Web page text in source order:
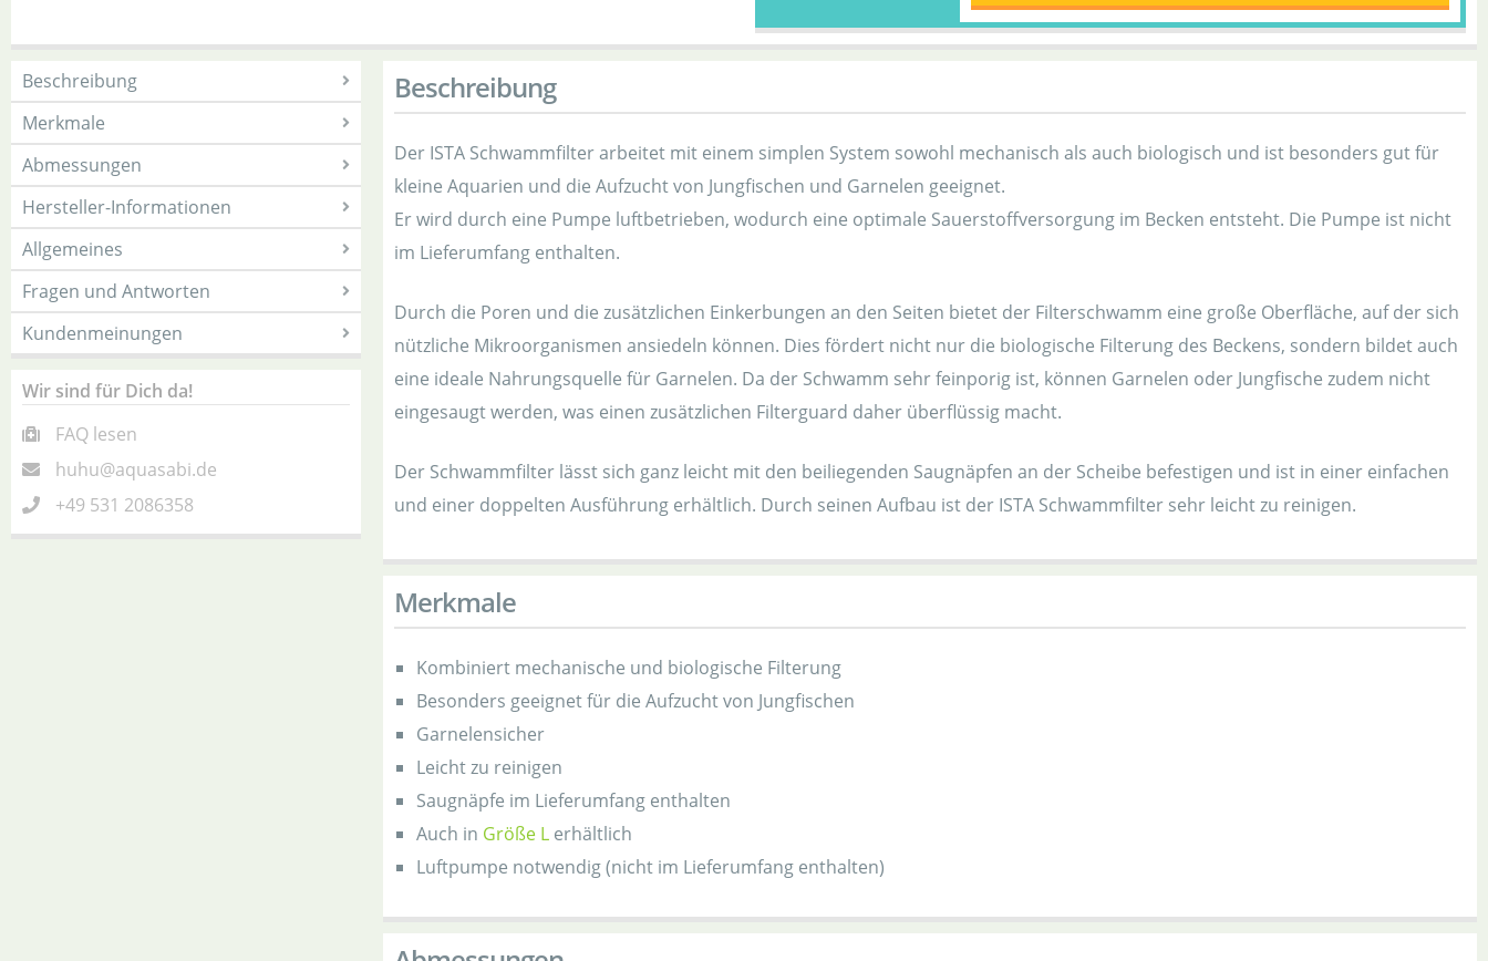
Beschreibung
Merkmale
Abmessungen
Hersteller-Informationen
Allgemeines
Fragen und Antworten
Kundenmeinungen
Wir sind für Dich da!
FAQ lesen
huhu@aquasabi.de
+49 531 2086358
Beschreibung
Der ISTA Schwammfilter arbeitet mit einem simplen System sowohl mechanisch als auch biologisch und ist besonders gut für
kleine Aquarien und die Aufzucht von Jungfischen und Garnelen geeignet.
Er wird durch eine Pumpe luftbetrieben, wodurch eine optimale Sauerstoffversorgung im Becken entsteht. Die Pumpe ist nicht
im Lieferumfang enthalten.
Durch die Poren und die zusätzlichen Einkerbungen an den Seiten bietet der Filterschwamm eine große Oberfläche, auf der sich
nützliche Mikroorganismen ansiedeln können. Dies fördert nicht nur die biologische Filterung des Beckens, sondern bildet auch
eine ideale Nahrungsquelle für Garnelen. Da der Schwamm sehr feinporig ist, können Garnelen oder Jungfische zudem nicht
eingesaugt werden, was einen zusätzlichen Filterguard daher überflüssig macht.
Der Schwammfilter lässt sich ganz leicht mit den beiliegenden Saugnäpfen an der Scheibe befestigen und ist in einer einfachen
und einer doppelten Ausführung erhältlich. Durch seinen Aufbau ist der ISTA Schwammfilter sehr leicht zu reinigen.
Merkmale
Kombiniert mechanische und biologische Filterung
Besonders geeignet für die Aufzucht von Jungfischen
Garnelensicher
Leicht zu reinigen
Saugnäpfe im Lieferumfang enthalten
Auch in Größe L erhältlich
Luftpumpe notwendig (nicht im Lieferumfang enthalten)